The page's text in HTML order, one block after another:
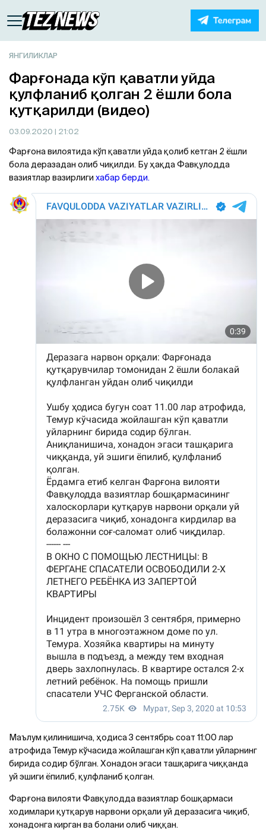
ЯНГИЛИКЛАР
Фарғонада кўп қаватли уйда
қулфланиб қолган 2 ёшли бола
қутқарилди (видео)
03.09.2020 | 21:02
Фарғона вилоятида кўп қаватли уйда қолиб кетган 2 ёшли
бола деразадан олиб чиқилди. Бу ҳақда Фавқулодда
вазиятлар вазирлиги хабар берди.
Маълум қилинишича, ҳодиса 3 сентябрь соат 11:00 лар
атрофида Темур кўчасида жойлашган кўп қаватли уйларнинг
бирида содир бўлган. Хонадон эгаси ташқарига чиққанда
уй эшиги ёпилиб, қулфланиб қолган.
Фарғона вилояти Фавқулодда вазиятлар бошқармаси
ходимлари қутқарув нарвони орқали уй деразасига чиқиб,
хонадонга кирган ва болани олиб чиққан.